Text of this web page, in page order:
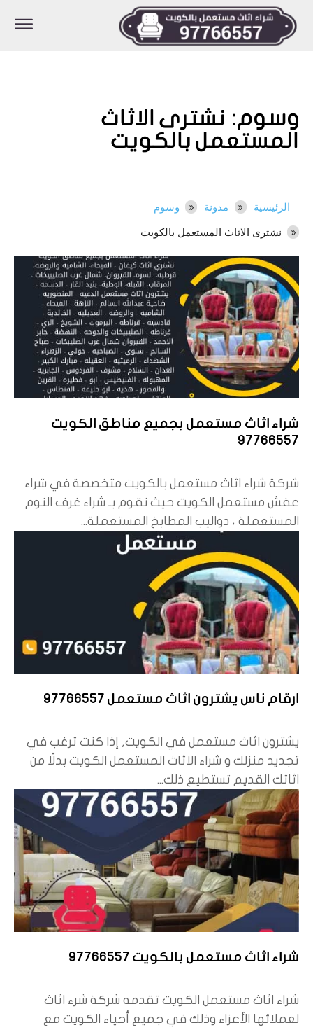
وسوم: نشترى الاثاث
المستعمل بالكويت
الرئيسية مدونة
وسوم
نشترى الاثاث المستعمل بالكويت
شراء اثاث مستعمل بجميع مناطق الكويت
97766557
شركة شراء اثاث مستعمل بالكويت متخصصة في شراء
عفش مستعمل الكويت حيث نقوم بـ شراء غرف النوم
المستعملة ، دواليب المطابخ المستعملة...
ارقام ناس يشترون اثاث مستعمل 97766557
يشترون اثاث مستعمل في الكويت, إذا كنت ترغب في
تجديد منزلك و شراء الاثاث المستعمل الكويت بدلًا من
اثاثك القديم تستطيع ذلك...
شراء اثاث مستعمل بالكويت 97766557
شراء اثاث مستعمل الكويت تقدمه شركة شرء اثاث
لعملائها الأعزاء وذلك في جميع أحياء الكويت مع